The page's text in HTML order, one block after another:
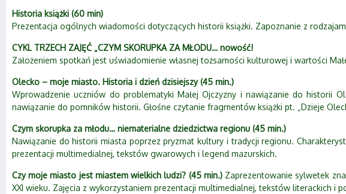
Historia książki (60 min)
Prezentacja ogólnych wiadomości dotyczących historii książki. Zapoznanie z
CYKL TRZECH ZAJĘĆ „CZYM SKORUPKA ZA MŁODU… nowość!
Założeniem spotkań jest uświadomienie własnej tożsamości kulturowej i wartości
Olecko – moje miasto. Historia i dzień dzisiejszy (45 min.)
Wprowadzenie uczniów do problematyki Małej Ojczyzny i nawiązanie do historii
nawiązanie do pomników historii. Głośne czytanie fragmentów książki pt. „Dzieje
Czym skorupka za młodu… niematerialne dziedzictwa regionu (45 min.)
Nawiązanie do historii miasta poprzez pryzmat kultury i tradycji regionu.
prezentacji multimedialnej, tekstów gwarowych i legend mazurskich.
Czy moje miasto jest miastem wielkich ludzi? (45 min.)Zaprezentowanie sylwetek
XXI wieku. Zajęcia z wykorzystaniem prezentacji multimedialnej, tekstów literackich i